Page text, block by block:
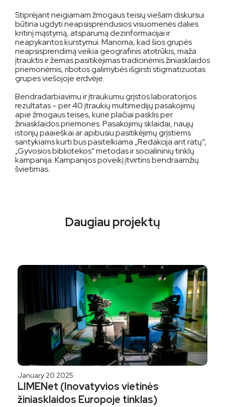
Stiprėjant neigiamam žmogaus teisių viešam diskursui
būtina ugdyti neapsisprendusios visuomenės dalies
kritinį mąstymą, atsparumą dezinformacijai ir
neapykantos kurstymui. Manoma, kad šios grupės
neapsisprendimą veikia geografinis atotrūkis, maža
įtrauktis ir žemas pasitikėjimas tradicinėmis žiniasklaidos
priemonėmis, ribotos galimybės išgirsti stigmatizuotas
grupes viešojoje erdvėje.
Bendradarbiavimu ir įtraukumu grįstos laboratorijos
rezultatas – per 40 įtraukių multimedijų pasakojimų
apie žmogaus teises, kurie plačiai pasklis per
žiniasklaidos priemones. Pasakojimų sklaidai, naujų
istorijų paaieškai ar apibusiu pasitikėjimų grįstiems
santykiams kurti bus pasitelkiama „Redakcija ant ratų“,
„Gyvosios bibliotekos“ metodas ir socialininių tinklų
kampanija. Kampanijos poveikį įtvirtins bendraamžių
švietimas.
Daugiau projektų
January 20 2025
LIMENet (Inovatyvios vietinės
žiniasklaidos Europoje tinklas)